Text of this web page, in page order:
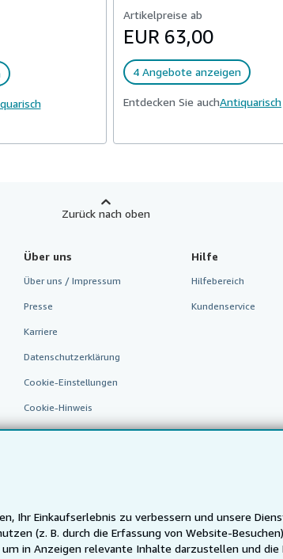
Ihr Einkaufserlebnis zu verbessern und unsere
(z. B. durch die Erfassung von Website-
in Anzeigen relevante Inhalte darzustellen und
Artikelpreise ab
EUR 63,00
4 Angebote anzeigen
Entdecken Sie auchAntiquarisch
Zurück nach oben
Über uns
Über uns / Impressum
Presse
Karriere
Datenschutzerklärung
Cookie-Einstellungen
Cookie-Hinweis
Barrierefreiheit
Hilfe
Hilfebereich
Kundenservice